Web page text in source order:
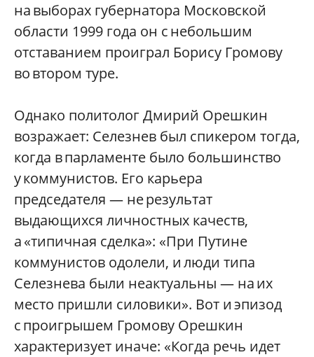
на выборах губернатора Московской
области 1999 года он с небольшим
отставанием проиграл Борису Громову
во втором туре.
Однако политолог Дмирий Орешкин
возражает: Селезнев был спикером тогда,
когда в парламенте было большинство
у коммунистов. Его карьера
председателя — не результат
выдающихся личностных качеств,
а «типичная сделка»: «При Путине
коммунистов одолели, и люди типа
Селезнева были неактуальны — на их
место пришли силовики». Вот и эпизод
с проигрышем Громову Орешкин
характеризует иначе: «Когда речь идет